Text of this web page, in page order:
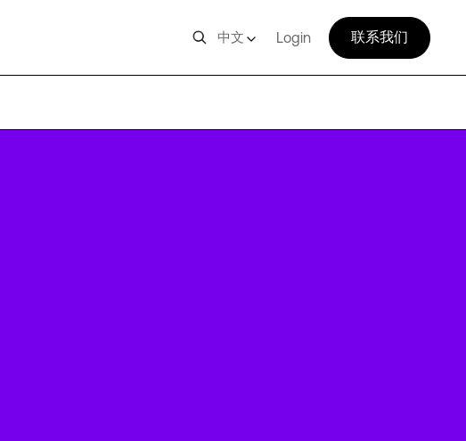
中文 Login 联系我们
DUS3